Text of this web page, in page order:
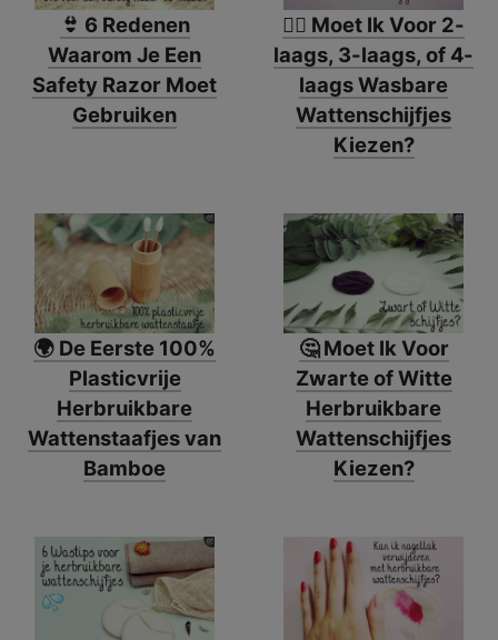
👙 6 Redenen
Waarom Je Een
Safety Razor Moet
Gebruiken
🙋‍♀️ Moet Ik Voor 2-
laags, 3-laags, of 4-
laags Wasbare
Wattenschijfjes
Kiezen?
🌍 De Eerste 100%
Plasticvrije
Herbruikbare
Wattenstaafjes van
Bamboe
🤔 Moet Ik Voor
Zwarte of Witte
Herbruikbare
Wattenschijfjes
Kiezen?